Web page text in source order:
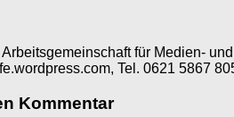
für Medien-
Tel. 0621 5867
Kommentar